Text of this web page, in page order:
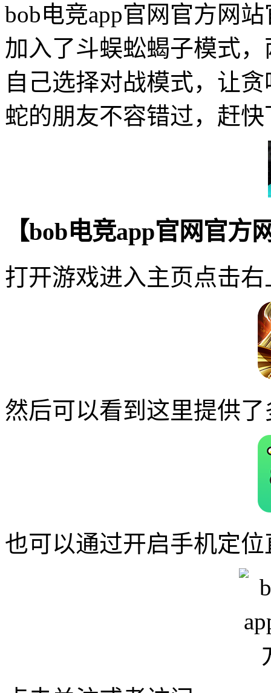
bob电竞app官网官方网
加入了斗蜈蚣蝎子模式
自己选择对战模式，让
蛇的朋友不容错过，赶
【bob电竞app官网官
打开游戏进入主页点击
然后可以看到这里提供
也可以通过开启手机定